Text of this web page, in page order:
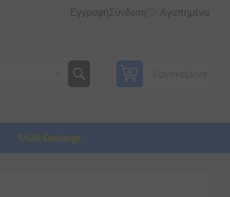
ΕγγραφήΣύνδεση Αγαπημένα
✨Gift Concierge